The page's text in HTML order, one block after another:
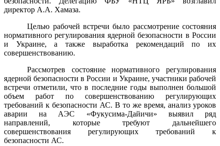
директор А.А. Хамаза.
Целью рабочей встречи было рассмотрение состояния
нормативного регулирования ядерной безопасности в России
и Украине, а также выработка рекомендаций по их
совершенствованию.
Рассмотрев состояние нормативного регулирования
ядерной безопасности в России и Украине, участники рабочей
встречи отметили, что в последние годы выполнен большой
объем работ по совершенствованию регулирующих
требований к безопасности АС. В то же время, анализ уроков
аварии на АЭС «Фукусима-Дайичи» выявил ряд
направлений, которые требуют дальнейшего
совершенствования регулирующих требований к
безопасности АС.